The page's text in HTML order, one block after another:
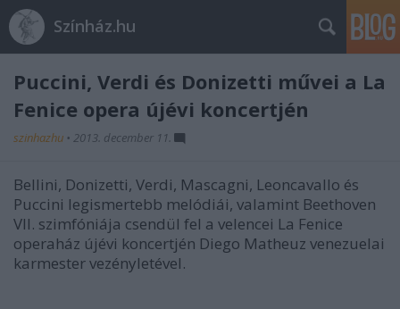
Színház.hu
Puccini, Verdi és Donizetti művei a La
Fenice opera újévi koncertjén
szinhazhu • 2013. december 11.
Bellini, Donizetti, Verdi, Mascagni, Leoncavallo és
Puccini legismertebb melódiái, valamint Beethoven
VII. szimfóniája csendül fel a velencei La Fenice
operaház újévi koncertjén Diego Matheuz venezuelai
karmester vezényletével.